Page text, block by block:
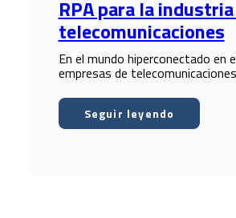
RPA para la
telecomunicaciones
En el mundo hiperconectado en
empresas de
Seguir leyendo